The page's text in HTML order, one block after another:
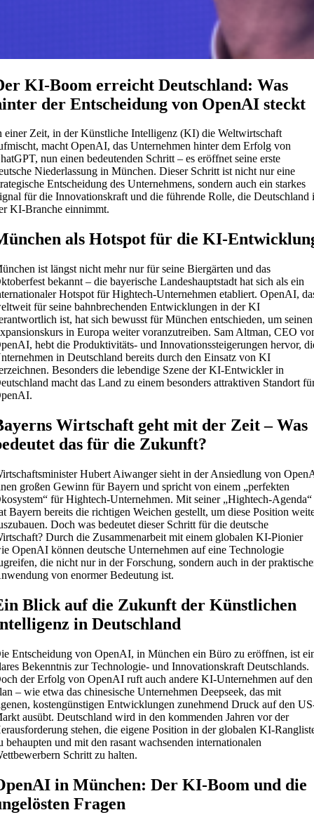
KI-Boom erreicht Deutschland: Was
der Entscheidung von OpenAI steckt
einer Zeit, in der Künstliche Intelligenz (KI) die Weltwirtschaft
macht OpenAI, das Unternehmen hinter dem Erfolg von
nun einen bedeutenden Schritt – es eröffnet seine erste
Niederlassung in München. Dieser Schritt ist nicht nur eine
Entscheidung des Unternehmens, sondern auch ein starkes
für die Innovationskraft und die führende Rolle, die Deutschland
KI-Branche einnimmt.
als Hotspot für die KI-
ist längst nicht mehr nur für seine Biergärten und das
bekannt – die bayerische Landeshauptstadt hat sich als ein
Hotspot für Hightech-Unternehmen etabliert. OpenAI,
für seine bahnbrechenden Entwicklungen in der KI
ist, hat sich bewusst für München entschieden, um seinen
in Europa weiter voranzutreiben. Sam Altman, CEO
hebt die Produktivitäts- und Innovationssteigerungen hervor,
in Deutschland bereits durch den Einsatz von KI
Besonders die lebendige Szene der KI-Entwickler in
macht das Land zu einem besonders attraktiven Standort
Wirtschaft geht mit der Zeit – Was
das für die Zukunft?
Hubert Aiwanger sieht in der Ansiedlung von
großen Gewinn für Bayern und spricht von einem „perfekten
für Hightech-Unternehmen. Mit seiner „Hightech-Agenda“
Bayern bereits die richtigen Weichen gestellt, um diese Position
Doch was bedeutet dieser Schritt für die deutsche
Durch die Zusammenarbeit mit einem globalen KI-Pionier
OpenAI können deutsche Unternehmen auf eine Technologie
die nicht nur in der Forschung, sondern auch in der
von enormer Bedeutung ist.
Blick auf die Zukunft der Künstlichen
in Deutschland
Entscheidung von OpenAI, in München ein Büro zu eröffnen, ist
Bekenntnis zur Technologie- und Innovationskraft Deutschlands.
der Erfolg von OpenAI ruft auch andere KI-Unternehmen auf den
– wie etwa das chinesische Unternehmen Deepseek, das mit
kostengünstigen Entwicklungen zunehmend Druck auf den
ausübt. Deutschland wird in den kommenden Jahren vor der
stehen, die eigene Position in der globalen KI-
behaupten und mit den rasant wachsenden internationalen
Schritt zu halten.
in München: Der KI-Boom und die
Fragen